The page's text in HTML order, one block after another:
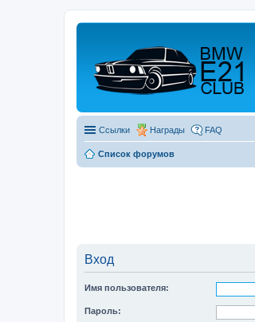
Ссылки Награды FAQ
Список форумов
Вход
Имя пользователя:
Пароль: